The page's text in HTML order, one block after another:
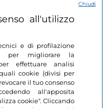
all'utilizzo
e di profilazione
per migliorare la
effettuare analisi
cookie (divisi per
il tuo consenso
all'apposita
cookie". Cliccando
Chiudi